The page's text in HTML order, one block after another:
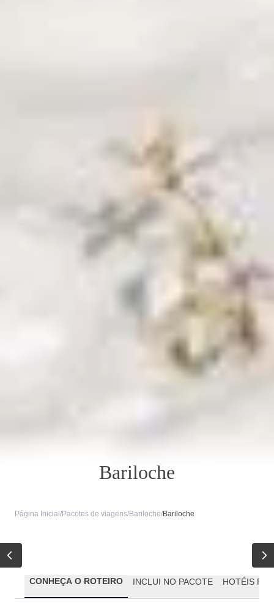
Bariloche
Página Inicial /Pacotes de viagens/Bariloche/Bariloche
CONHEÇA O ROTEIRO INCLUI NO PACOTE HOTÉIS